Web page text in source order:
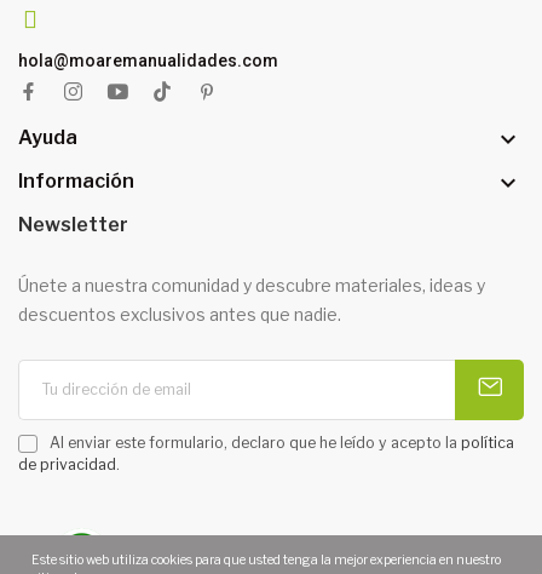
hola@moaremanualidades.com
Ayuda 
Información 
Newsletter
Únete a nuestra comunidad y descubre materiales, ideas y
descuentos exclusivos antes que nadie.
Al enviar este formulario, declaro que he leído y acepto la política
de privacidad
Este sitio web utiliza cookies para que usted tenga la mejor experiencia en nuestro